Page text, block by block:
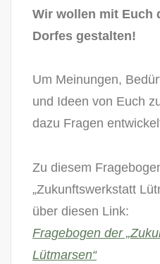
Wir wollen mit Euch
Dorfes gestalten!
Um Meinungen,
und Ideen von Euch
dazu Fragen
Zu diesem
„Zukunftswerkstatt
über diesen Link:
Fragebogen der
Lütmarsen“